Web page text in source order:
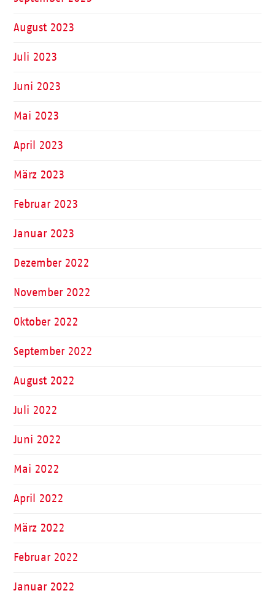
August 2023
Juli 2023
Juni 2023
Mai 2023
April 2023
März 2023
Februar 2023
Januar 2023
Dezember 2022
November 2022
Oktober 2022
September 2022
August 2022
Juli 2022
Juni 2022
Mai 2022
April 2022
März 2022
Februar 2022
Januar 2022